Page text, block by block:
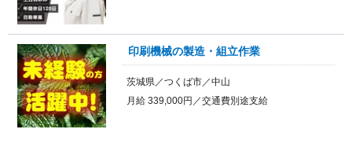
印刷機械の製造・組立作業
茨城県／つくば市／中山
月給 339,000円／交通費別途支給